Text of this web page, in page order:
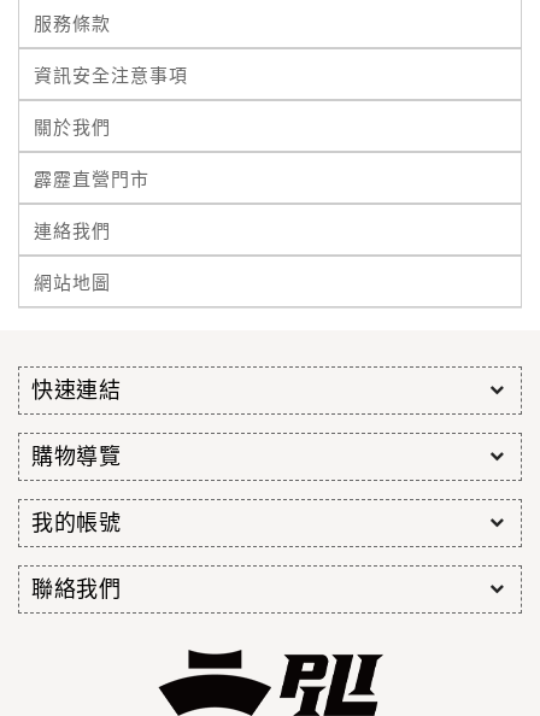
服務條款
資訊安全注意事項
關於我們
霹靂直營門市
連絡我們
網站地圖
快速連結
購物導覽
我的帳號
聯絡我們